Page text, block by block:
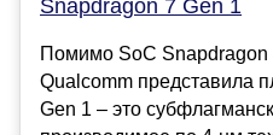
Snapdragon 7 Gen 1
Помимо SoC Snapdragon
Qualcomm представила
Gen 1 – это